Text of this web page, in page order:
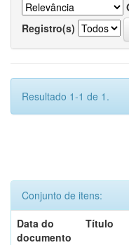
Registro(s)
Resultado 1-1 de 1.
Conjunto de itens:
Data do
documento
Título